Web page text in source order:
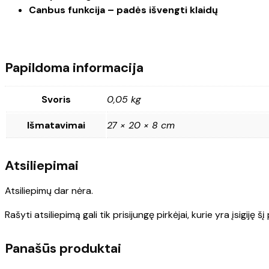
Canbus funkcija – padės išvengti klaidų
Papildoma informacija
Svoris 0,05 kg
Išmatavimai 27 × 20 × 8 cm
Atsiliepimai
Atsiliepimų dar nėra.
Rašyti atsiliepimą gali tik prisijungę pirkėjai, kurie yra įsigiję
Panašūs produktai